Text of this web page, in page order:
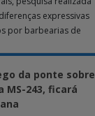
expressivas
por barbearias de
da ponte sobre
MS-243, ficará